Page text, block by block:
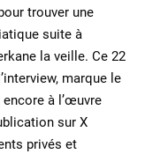
trouver une
suite à
la veille. Ce 22
marque le
à l’œuvre
sur X
privés et